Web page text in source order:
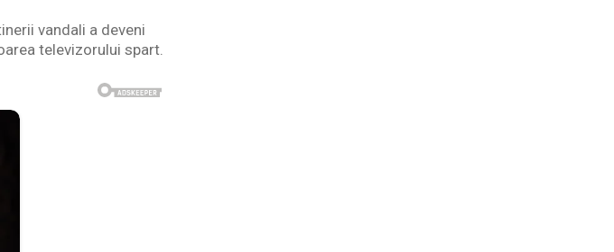
vandali a deveni
televizorului spart.